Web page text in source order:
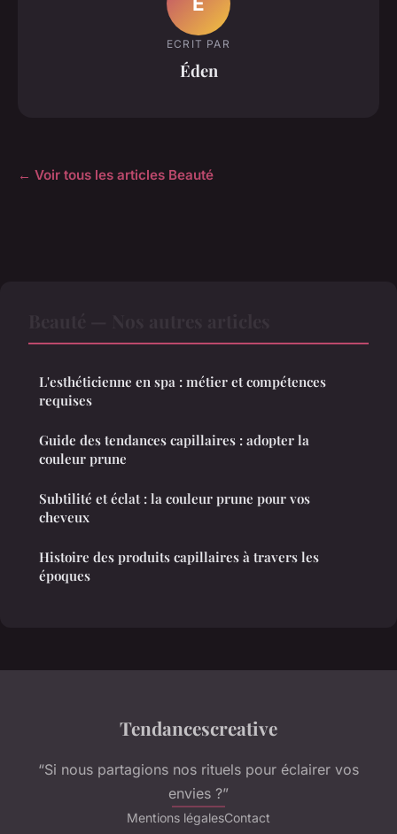
ECRIT PAR
Éden
← Voir tous les articles Beauté
L'esthéticienne en spa : métier et compétences
requises
Guide des tendances capillaires : adopter la
couleur prune
Subtilité et éclat : la couleur prune pour vos
cheveux
Histoire des produits capillaires à travers les
époques
Tendancescreative
“Si nous partagions nos rituels pour éclairer vos
envies ?”
Mentions légalesContact